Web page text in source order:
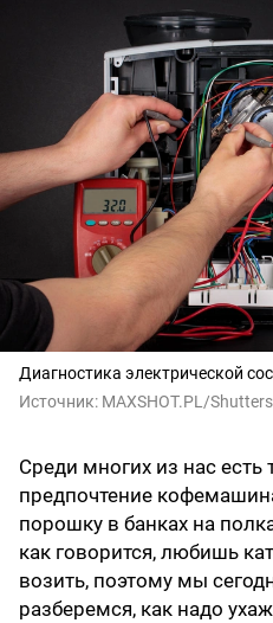
Диагностика электрической
Источник: MAXSHOT.PL/
Среди многих из нас есть
предпочтение
порошку в банках на
как говорится, любишь
возить, поэтому мы
разберемся, как надо